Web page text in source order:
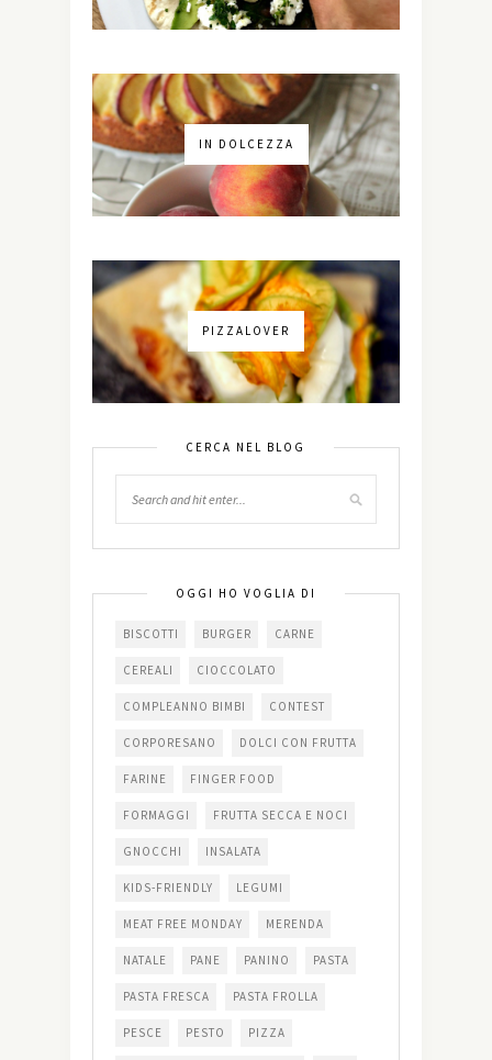
IN DOLCEZZA
PIZZALOVER
CERCA NEL BLOG
OGGI HO VOGLIA DI
BISCOTTI BURGER CARNE
CEREALI CIOCCOLATO
COMPLEANNO BIMBI CONTEST
CORPORESANO DOLCI CON FRUTTA
FARINE FINGER FOOD
FORMAGGI FRUTTA SECCA E NOCI
GNOCCHI INSALATA
KIDS-FRIENDLY LEGUMI
MEAT FREE MONDAY MERENDA
NATALE PANE PANINO PASTA
PASTA FRESCA PASTA FROLLA
PESCE PESTO PIZZA